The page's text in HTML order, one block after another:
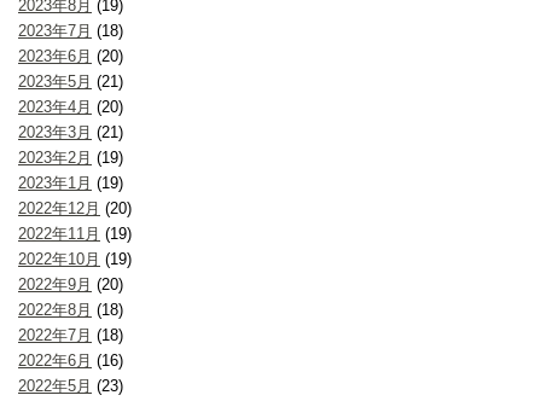
2023年8月 (19)
2023年7月 (18)
2023年6月 (20)
2023年5月 (21)
2023年4月 (20)
2023年3月 (21)
2023年2月 (19)
2023年1月 (19)
2022年12月 (20)
2022年11月 (19)
2022年10月 (19)
2022年9月 (20)
2022年8月 (18)
2022年7月 (18)
2022年6月 (16)
2022年5月 (23)